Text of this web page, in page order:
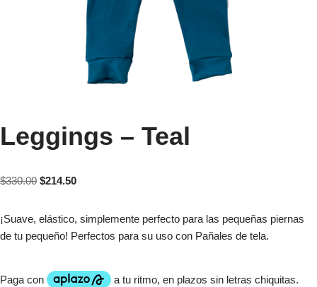
Leggings – Teal
$330.00 $214.50
¡Suave, elástico, simplemente perfecto para las pequeñas piernas
de tu pequeño! Perfectos para su uso con Pañales de tela.